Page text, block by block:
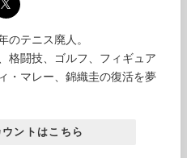
のテニス廃人。
格闘技、ゴルフ、フィギュア
・マレー、錦織圭の復活を夢
ントはこちら